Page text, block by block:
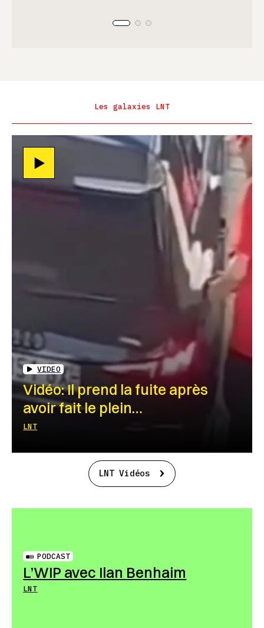
Les galaxies LNT
VIDEO
Vidéo: Il prend la fuite après
avoir fait le plein…
LNT
LNT Vidéos
PODCAST
L’WIP avec Ilan Benhaim
LNT